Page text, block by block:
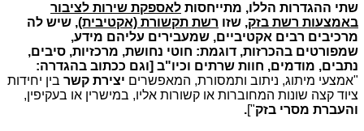
שתי ההגדרות הללו, מתייחסות לאספקת שירות לציבור
באמצעות רשת בזק, שזו רשת תקשורת (אקטיבית), שיש לה
מרכיבים רבים אקטיביים, שמעבירים עליהם מידע,
שמפורטים בהכרזות, דוגמת: חוטי נחושת, מרכזיות, סיבים,
נתבים, מודמים, חוות שרתים וכיו"ב [וגם ככתוב בהגדרה:
"אמצעי מיתוג, ניתוב ותמסורת, המאפשרים יצירת קשר בין יחידות
ציוד קצה שונות המחוברות או קשורות אליו, במישרין או בעקיפין,
והעברת מסרי בזק"]
.